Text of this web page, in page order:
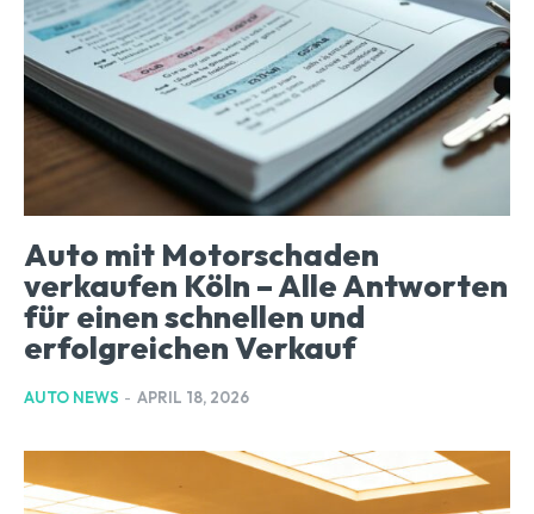
Auto mit Motorschaden
verkaufen Köln – Alle Antworten
für einen schnellen und
erfolgreichen Verkauf
AUTO NEWS - APRIL 18, 2026